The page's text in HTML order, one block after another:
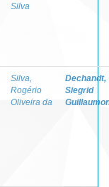
Silva
Silva,
Rogério
Oliveira da
Dechandt,
Siegrid